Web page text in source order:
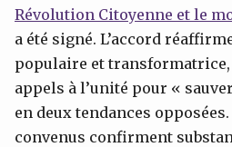
Révolution Citoyenne et le
a été signé. L’accord
populaire et transformatrice,
appels à l’unité pour «
en deux tendances
convenus confirment